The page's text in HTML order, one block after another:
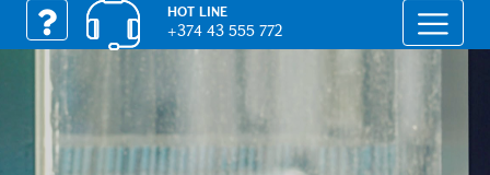
HOT LINE
+374 43 555 772